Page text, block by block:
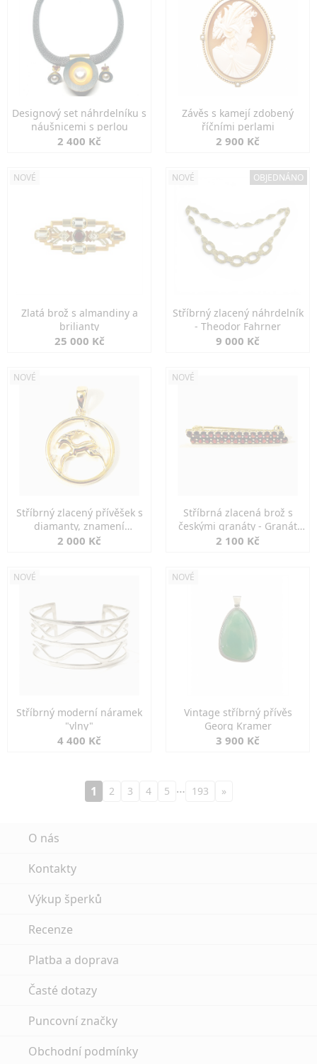
Designový set náhrdelníku s
náušnicemi s perlou
2 400 Kč
Závěs s kamejí zdobený
říčními perlami
2 900 Kč
NOVÉ
Zlatá brož s almandiny a
brilianty
25 000 Kč
NOVÉ OBJEDNÁNO
Stříbrný zlacený náhrdelník
- Theodor Fahrner
9 000 Kč
NOVÉ
Stříbrný zlacený přívěšek s
diamanty, znamení
KOZOROH
2 000 Kč
NOVÉ
Stříbrná zlacená brož s
českými granáty - Granát
Turnov
2 100 Kč
NOVÉ
Stříbrný moderní náramek
"vlny"
4 400 Kč
NOVÉ
Vintage stříbrný přívěs
Georg Kramer
3 900 Kč
1 2 3 4 5 … 193 »
O nás
Kontakty
Výkup šperků
Recenze
Platba a doprava
Časté dotazy
Puncovní značky
Obchodní podmínky